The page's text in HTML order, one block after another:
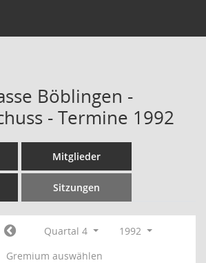
Böblingen -
- Termine 1992
Mitglieder
Sitzungen
Quartal 4
1992
Gremium auswählen